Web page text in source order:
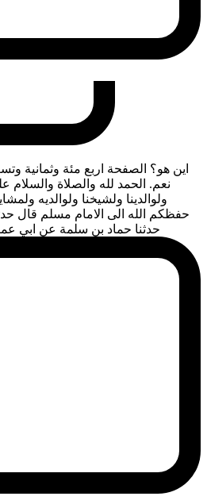
اين هو؟ الصفحة اربع مئة وثمانية
نعم. الحمد لله والصلاة والسلام
ولوالدينا ولشيخنا ولوالديه
حفظكم الله الى الامام مسلم قال
حدثنا حماد بن سلمة عن ابي